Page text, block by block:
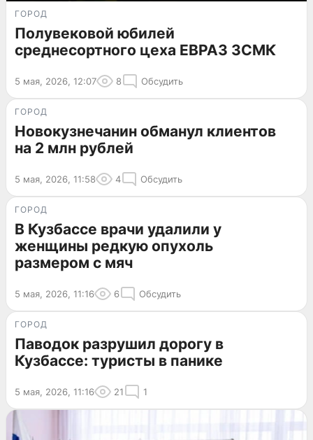
ГОРОД
Полувековой юбилей
среднесортного цеха ЕВРАЗ ЗСМК
5 мая, 2026, 12:07 8 Обсудить
ГОРОД
Новокузнечанин обманул клиентов
на 2 млн рублей
5 мая, 2026, 11:58 4 Обсудить
ГОРОД
В Кузбассе врачи удалили у
женщины редкую опухоль
размером с мяч
5 мая, 2026, 11:16 6 Обсудить
ГОРОД
Паводок разрушил дорогу в
Кузбассе: туристы в панике
5 мая, 2026, 11:16 21 1